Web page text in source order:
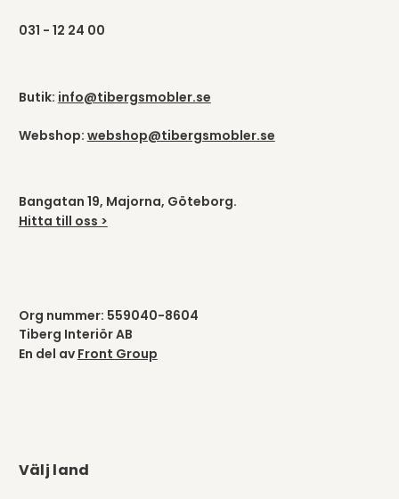
031 - 12 24 00
Butik: info@tibergsmobler.se
Webshop: webshop@tibergsmobler.se
Bangatan 19, Majorna, Göteborg.
Hitta till oss >
Org nummer: 559040-8604
Tiberg Interiör AB
En del av Front Group
Välj land